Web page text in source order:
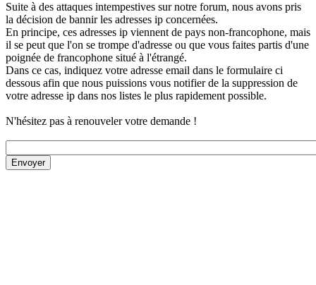
Suite à des attaques intempestives sur notre forum, nous avons pris
la décision de bannir les adresses ip concernées.
En principe, ces adresses ip viennent de pays non-francophone, mais
il se peut que l'on se trompe d'adresse ou que vous faites partis d'une
poignée de francophone situé à l'étrangé.
Dans ce cas, indiquez votre adresse email dans le formulaire ci
dessous afin que nous puissions vous notifier de la suppression de
votre adresse ip dans nos listes le plus rapidement possible.
N'hésitez pas à renouveler votre demande !